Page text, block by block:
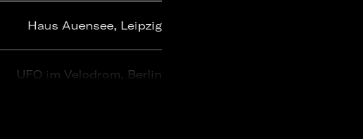
Haus Auensee, Leipzig
UFO im Velodrom, Berlin